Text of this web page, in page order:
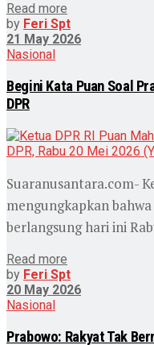
Read more
by Feri Spt
21 May 2026
Nasional
Begini Kata Puan Soal
DPR
Suaranusantara.com-
mengungkapkan
berlangsung hari ini
Read more
by Feri Spt
20 May 2026
Nasional
Prabowo: Rakyat Tak